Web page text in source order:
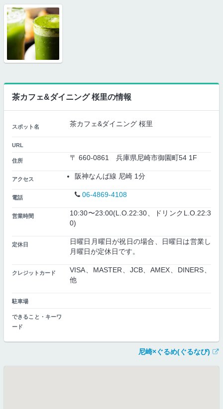
茶カフェ&ダイニング 桜里の情報
スポット名 茶カフェ&ダイニング 桜里
URL
住所 〒 660-0861 兵庫県尼崎市御園町54 1F
アクセス 阪神なんば線 尼崎 1分
電話 06-4869-4108
営業時間
10:30〜23:00(L.O.22:30、ドリンクL.O.22:3
0)
定休日
日曜日月曜日が祝日の場合、日曜日は営業し
月曜日が定休日です。
クレジットカード
VISA、MASTER、JCB、AMEX、DINERS、
他
駐車場
できること・キーワ
ード
尼崎×ぐるめ(ぐるなび)